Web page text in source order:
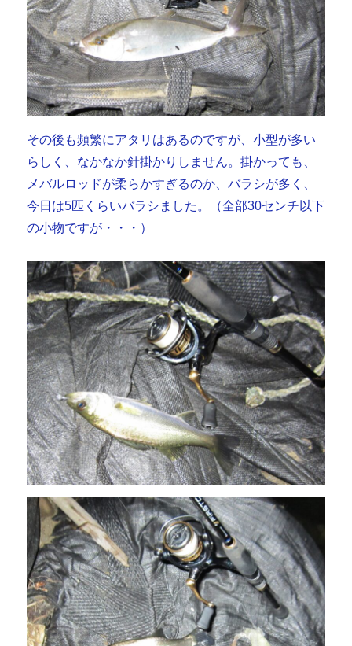
その後も頻繁にアタリはあるのですが、小型が多い
らしく、なかなか針掛かりしません。掛かっても、
メバルロッドが柔らかすぎるのか、バラシが多く、
今日は5匹くらいバラシました。（全部30センチ以下
の小物ですが・・・）